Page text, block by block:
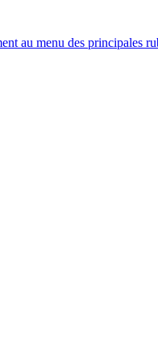
au menu des principales